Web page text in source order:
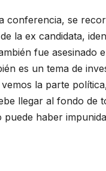
conferencia, se
la ex candidata,
fue asesinado
es un tema de
la parte
llegar al fondo de
puede haber